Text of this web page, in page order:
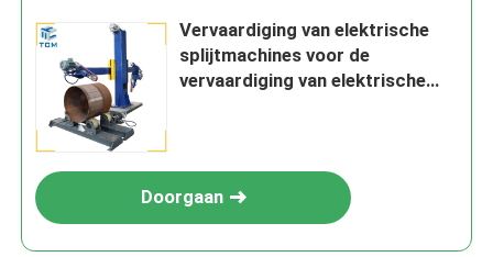
Vervaardiging van elektrische
splijtmachines voor de
vervaardiging van elektrische
Doorgaan